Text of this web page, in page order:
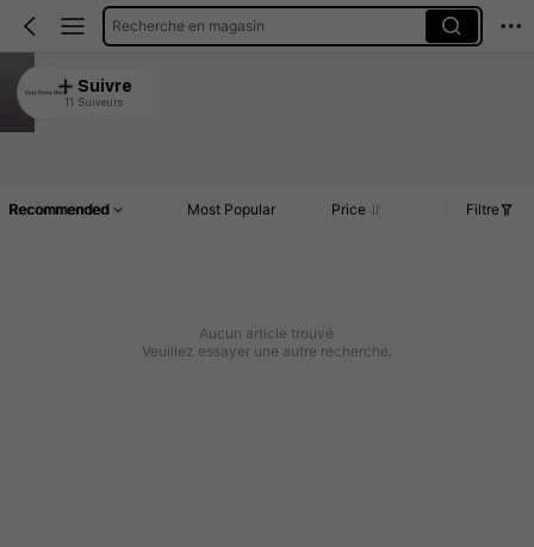
Recherche en magasin
Cozy Home Decor
4.98
Suivre
11 Suiveurs
Recommended Most Popular Price Filtre
Aucun article trouvé
Veuillez essayer une autre recherche.